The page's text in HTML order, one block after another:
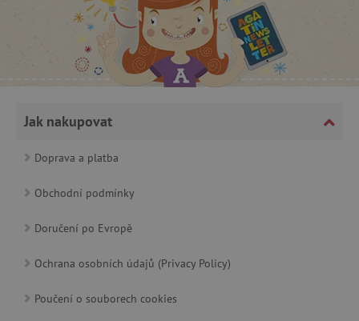
Jak nakupovat
Doprava a platba
Obchodní podmínky
Doručení po Evropě
Ochrana osobních údajů (Privacy Policy)
Poučení o souborech cookies
_lb_ccc .agatinsvet.cz
Google Privacy Policy